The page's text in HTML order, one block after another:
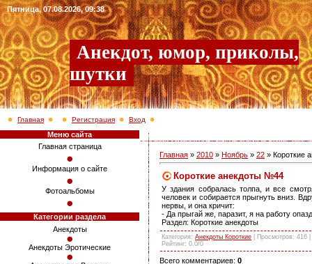
Пятница, 07.08.2026, 09:38
Анекдот, юмор, приколы,
шутки
Главная Регистрация Вход
Меню сайта
Главная страница
Информация о сайте
Фотоальбомы
Категории раздела
Анекдоты
Анекдоты Эротические
Главная » 2010 » Ноябрь » 22 » Короткие
Короткие анекдоты №44
У здания собралась толпа, и все
человек и собирается прыгнуть вниз.
нервы, и она кричит:
- Да прыгай же, паразит, я на работу
Раздел: Короткие анекдоты
Категория: Анекдоты Короткие Просмотров: 416 |
Рейтинг: 0.0/0
Всего комментариев: 0